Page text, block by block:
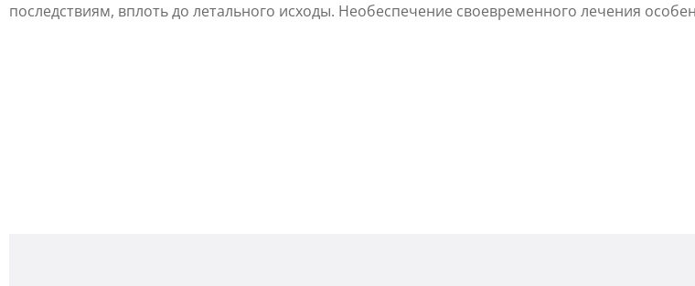
последствиям, вплоть до летального исходы. Необеспечение своевременного лечения